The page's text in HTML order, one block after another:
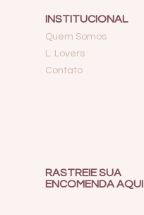
INSTITUCIONAL
Quem Somos
L. Lovers
Contato
RASTREIE SUA
ENCOMENDA AQUI